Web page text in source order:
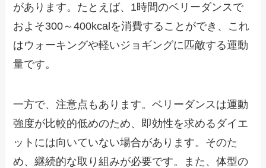
があります。たとえば、1時間のベリーダンスで
およそ300～400kcalを消費することができ、これ
はウォーキングや軽いジョギングに匹敵する運動
量です。
一方で、注意点もあります。ベリーダンスは運動
強度が比較的低めのため、即効性を求めるダイエ
ットには向いていない場合があります。そのた
め、継続的な取り組みが必要です。また、体型の